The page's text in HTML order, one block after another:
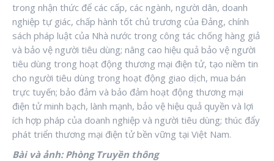
trong nhận thức để các cấp, các ngành, người dân, doanh
nghiệp tự giác, chấp hành tốt chủ trương của Đảng, chính
sách pháp luật của Nhà nước trong công tác chống hàng giả
và bảo vệ người tiêu dùng; nâng cao hiệu quả bảo vệ người
tiêu dùng trong hoạt động thương mại điện tử, tạo niềm tin
cho người tiêu dùng trong hoạt động giao dịch, mua bán
trực tuyến; bảo đảm và bảo đảm hoạt động thương mại
điện tử minh bạch, lành mạnh, bảo vệ hiệu quả quyền và lợi
ích hợp pháp của doanh nghiệp và người tiêu dùng; thúc đẩy
phát triển thương mại điện tử bền vững tại Việt Nam.
Bài và ảnh: Phòng Truyền thông